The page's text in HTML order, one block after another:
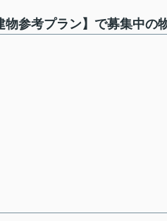
参考プラン】で募集中の